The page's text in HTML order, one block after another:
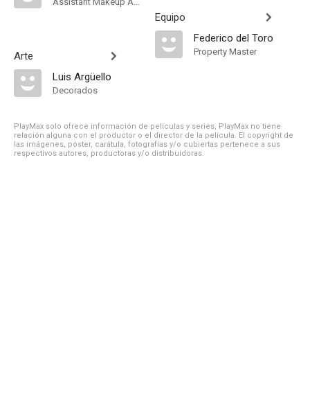
Arte
Luis Argüello
Decorados
Equipo
Federico del Toro
Property Master
PlayMax solo ofrece información de películas y series, PlayMax no tiene
relación alguna con el productor o el director de la película. El copyright de
las imágenes, póster, carátula, fotografías y/o cubiertas pertenece a sus
respectivos autores, productoras y/o distribuidoras.